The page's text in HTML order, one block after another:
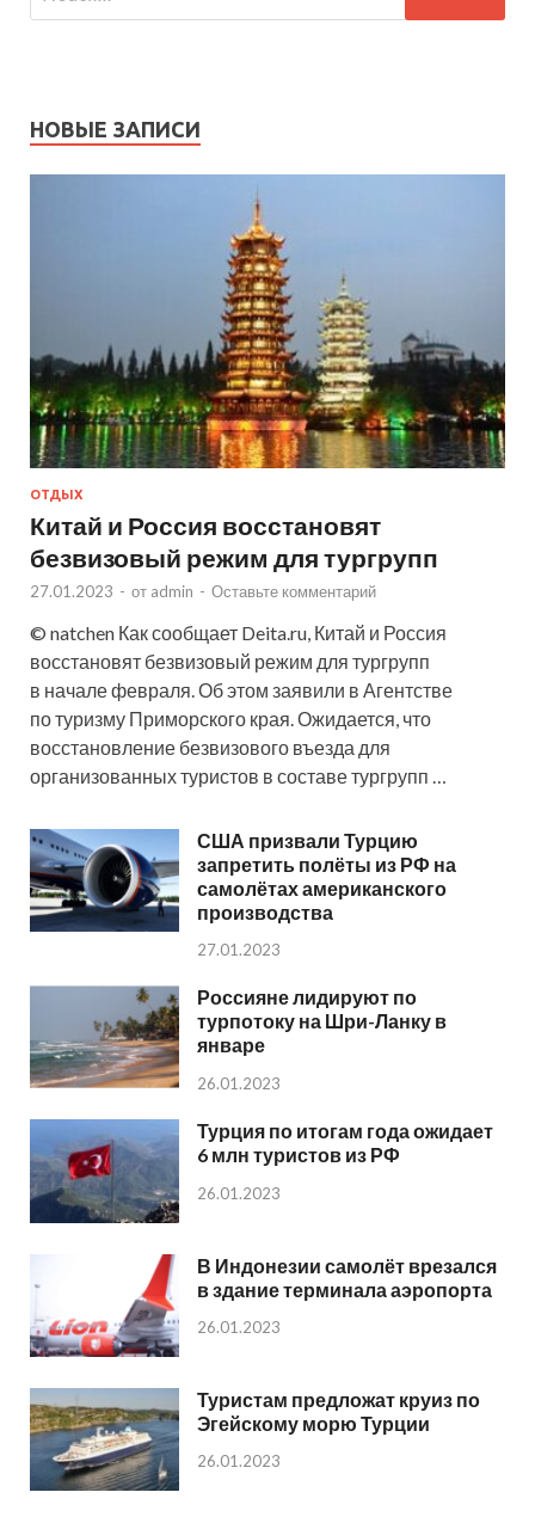
НОВЫЕ ЗАПИСИ
ОТДЫХ
Китай и Россия восстановят
безвизовый режим для тургрупп
27.01.2023 - от admin - Оставьте комментарий
© natchen Как сообщает Deita.ru, Китай и Россия
восстановят безвизовый режим для тургрупп
в начале февраля. Об этом заявили в Агентстве
по туризму Приморского края. Ожидается, что
восстановление безвизового въезда для
организованных туристов в составе тургрупп …
США призвали Турцию
запретить полёты из РФ на
самолётах американского
производства
27.01.2023
Россияне лидируют по
турпотоку на Шри-Ланку в
январе
26.01.2023
Турция по итогам года ожидает
6 млн туристов из РФ
26.01.2023
В Индонезии самолёт врезался
в здание терминала аэропорта
26.01.2023
Туристам предложат круиз по
Эгейскому морю Турции
26.01.2023